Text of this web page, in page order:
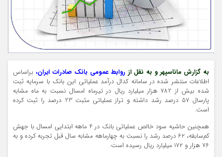
به گزارش ماناسپهر و به نقل ازروابط عمومی بانک صادرات ایران، براساس
اطلاعات منتشر شده در سامانه کدال درآمد عملیاتی این بانک با سرمایه ثبت
شده بیش از 782 هزار میلیارد ریال در تیرماه امسال نسبت به ماه مشابه
پارسال 57 درصد رشد داشته و تراز عملیاتی مثبت 23 درصد را ثبت کرده
است.
همچنین حاشیه سود خالص عملیاتی بانک در 4 ماهه ابتدایی امسال با جهش
کم‌سابقه، ۶۲ درصد رشد را نسبت به چهارماهه مشابه سال قبل تجربه کرده و به
۷۶ هزار و ۱۷۲ میلیارد ریال رسیده است.